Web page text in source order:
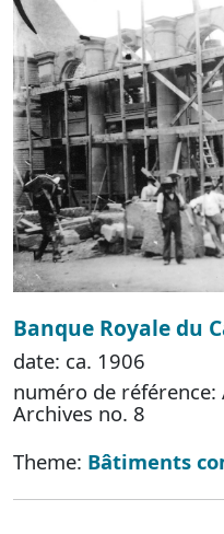
Banque Royale du
date: ca. 1906
numéro de référence:
Archives no. 8
Theme: Bâtiments